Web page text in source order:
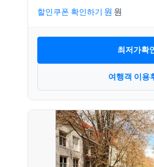
할인쿠폰 확인하기
최저가확
여행객 이용